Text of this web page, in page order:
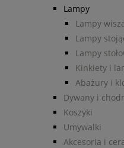
Lampy
Lampy
Lampy
Lampy
Kinkiety i
Abażury i
Dywany i
Koszyki
Umywalki
Akcesoria i